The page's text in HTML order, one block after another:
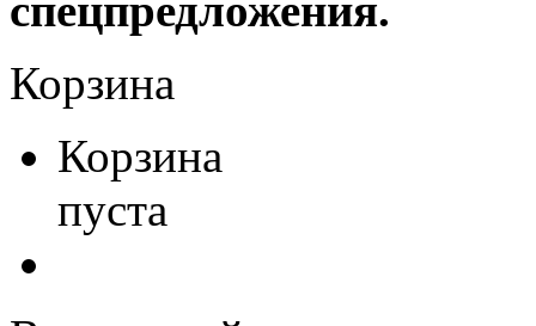
Корзина
Корзина
пуста